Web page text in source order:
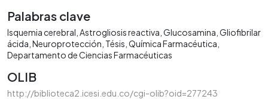
Palabras clave
Isquemia cerebral Astrogliosis reactiva Glucosamina Gliofibrilar
ácida Neuroprotección Tésis Química Farmacéutica
Departamento de Ciencias Farmacéuticas
OLIB
http://biblioteca2.icesi.edu.co/cgi-olib?oid=277243